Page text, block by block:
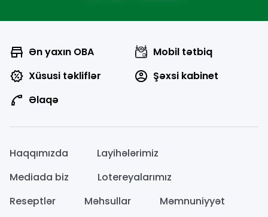
Ən yaxın OBA
Mobil tətbiq
Xüsusi təkliflər
Şəxsi kabinet
Əlaqə
Haqqımızda
Layihələrimiz
Mediada biz
Lotereyalarımız
Reseptlər
Məhsullar
Məmnuniyyət